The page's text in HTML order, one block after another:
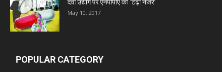
Digital Vision
दवा उद्योग पर एनपीपीए की ‘टेढ़ी नजर’
May 10, 2017
POPULAR CATEGORY